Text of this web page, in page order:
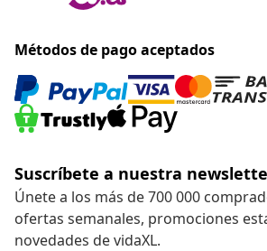
Métodos de pago aceptados
Suscríbete a nuestra
Únete a los más de 700 000
ofertas semanales, promociones
novedades de vidaXL.